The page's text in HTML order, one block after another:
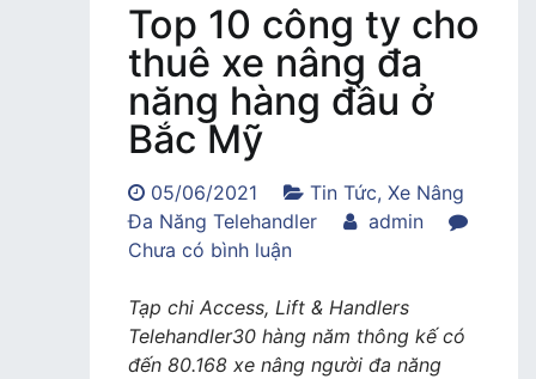
Top 10 công ty cho
thuê xe nâng đa
năng hàng đầu ở
Bắc Mỹ
05/06/2021 Tin Tức, Xe Nâng
Đa Năng Telehandler
admin
Chưa có bình luậntrong
10
công
ty
Tạp chi Access, Lift & Handlers
Telehandler30 hàng năm thông kế có
đến 80.168 xe nâng người đa năng